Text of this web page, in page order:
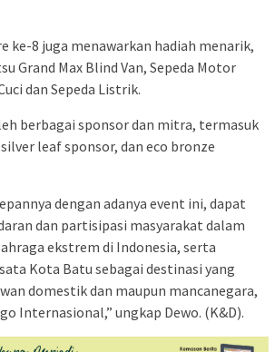
ke-8 juga menawarkan hadiah menarik,
Grand Max Blind Van, Sepeda Motor
dan Sepeda Listrik.
berbagai sponsor dan mitra, termasuk
leaf sponsor, dan eco bronze
dengan adanya event ini, dapat
dan partisipasi masyarakat dalam
ekstrem di Indonesia, serta
Kota Batu sebagai destinasi yang
domestik dan maupun mancanegara,
Internasional,” ungkap Dewo. (K&D).